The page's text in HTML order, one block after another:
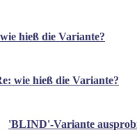
hieß die Variante?
wie hieß die Variante?
'BLIND'-Variante